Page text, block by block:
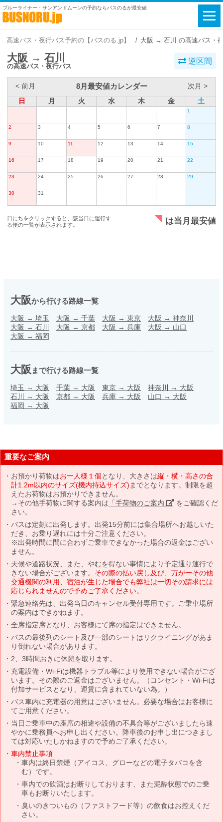
ブルーライナー・サンアンドムーンの予約ならバスのるが最安値
高速バス・夜行バス予約の【バスのる.jp】 大阪 → 石川 の高速バス・
大阪 → 石川
の高速バス・夜行バス
逆区間
< 前月 8月最安値カレンダー
次月 >
日
月 火 水 木 金 土
1
2 3 4 5 6 7 8
9 10 11 12 13 14 15
16 17 18 19 20 21 22
23 24 25 26 27 28 29
30 31
日にちをクリックすると、該当日に運行す
る便の一覧が表示されます。
は当月最安値
大阪から行ける路線一覧
大阪 → 埼玉 大阪 → 千葉 大阪 → 東京 大阪 → 神奈川
大阪 → 石川 大阪 → 京都 大阪 → 兵庫 大阪 → 山口
大阪 → 福岡
大阪 まで行ける路線一覧
埼玉 → 大阪 千葉 → 大阪 東京 → 大阪 神奈川 → 大阪
石川 → 大阪 京都 → 大阪 兵庫 → 大阪 山口 → 大阪
福岡 → 大阪
重要なご案内
お預かり荷物はお一人様１個となり、大きさは縦・横・高さの合
計1.2m以内のサイズ(機内持込サイズ) までとなります。制限を超
えたお荷物はお預かりできません。
→その他手荷物に関する案内は 「手荷物のご案内」 をご確認くだ
さい。
バスは定刻に出発します。出発15分前には集合場所へお越しいた
だき、お乗り遅れには十分ご注意ください。
※出発時間に間に合わずご乗車できなかった場合の返金はござい
ません。
天候や道路状況、また、やむを得ない事情により予定通り運行で
きない場合がございます。 その際の払い戻し及び、万が一その他
交通機関の利用、宿泊が生じた場合でも弊社は一切その請求には
応じられませんので予めご了承ください。
緊急連絡先は、出発当日のキャンセル受付専用です。ご乗車場所
の案内はできかねます。
全席指定席となり、お客様にて席の指定はできません。
バスの最後列のシート及び一部のシートはリクライニングがあま
り倒れない場合があります。
2、3時間おきに休憩を取ります。
充電設備・Wi-Fiは機器トラブル等により使用できない場合がござ
います。その際のご返金はございません。（コンセント・Wi-Fiは
付加サービスとなり、運賃に含まれていない為。）
バス車内に充電器の用意はございません。必要な場合はお客様に
てご用意ください。
当日ご乗車中の座席の相違や設備の不具合等がございましたら速
やかに乗務員へお申し出ください。降車後のお申し出につきまし
ては対応いたしかねますので予めご了承ください。
車内禁止事項
車内は終日禁煙（アイコス、グローなどの電子タバコを含
む）です。
車内での飲酒はお断りしております、また泥酔状態でのご乗
車もお断りいたします。
臭いのきついもの（ファストフード等）の飲食はお控えくだ
さい。